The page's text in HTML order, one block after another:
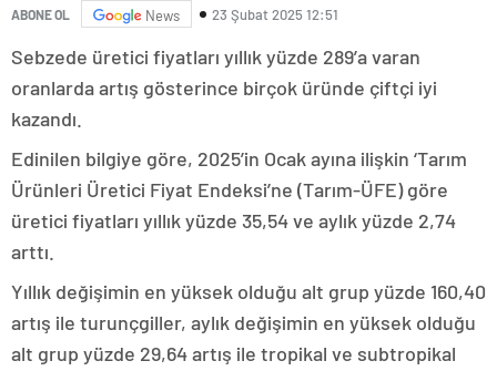
ABONE OL News 23 Şubat 2025 12:51
Sebzede üretici fiyatları yıllık yüzde 289’a varan
oranlarda artış gösterince birçok üründe çiftçi iyi
kazandı.
Edinilen bilgiye göre, 2025’in Ocak ayına ilişkin ‘Tarım
Ürünleri Üretici Fiyat Endeksi’ne (Tarım-ÜFE) göre
üretici fiyatları yıllık yüzde 35,54 ve aylık yüzde 2,74
arttı.
Yıllık değişimin en yüksek olduğu alt grup yüzde 160,40
artış ile turunçgiller, aylık değişimin en yüksek olduğu
alt grup yüzde 29,64 artış ile tropikal ve subtropikal